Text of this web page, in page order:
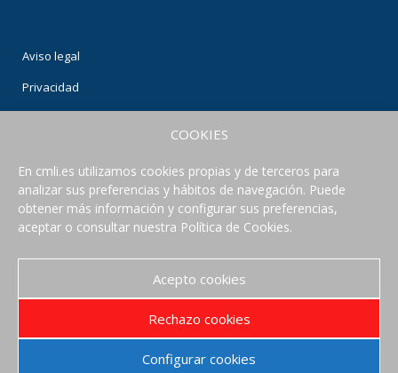
COOKIES
En cmli.es utilizamos cookies propias y de terceros para
analizar sus preferencias y hábitos de navegación. Puede
obtener más información y configurar sus preferencias,
aceptar o consultar nuestra Política de Cookies.
Acepto cookies
Rechazo cookies
Configurar cookies
Aviso legal
Privacidad
CONECTA CON NOSOTROS